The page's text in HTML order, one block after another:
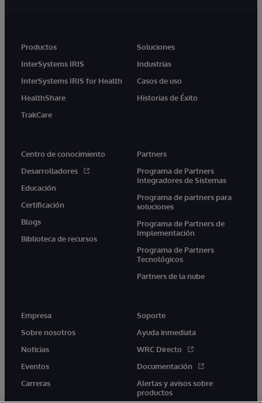
Productos
InterSystems IRIS
InterSystems IRIS for Health
HealthShare
TrakCare
Soluciones
Industrias
Casos de uso
Historias de Éxito
Centro de conocimiento
Desarrolladores
Educación
Certificación
Blogs
Biblioteca de recursos
Partners
Programa de Partners
Integradores de Sistemas
Programa de partners para
soluciones
Programa de Partners de
Implementación
Programa de Partners
Tecnológicos
Partners de la nube
Empresa
Sobre nosotros
Noticias
Eventos
Carreras
Soporte
Ayuda inmediata
WRC Directo
Documentación
Alertas y avisos sobre
productos